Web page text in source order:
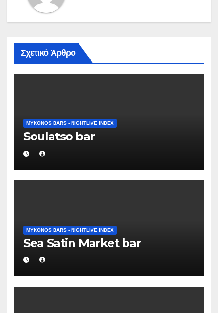
Σχετικό Άρθρο
MYKONOS BARS - NIGHTLIVE INDEX
Soulatso bar
MYKONOS BARS - NIGHTLIVE INDEX
Sea Satin Market bar